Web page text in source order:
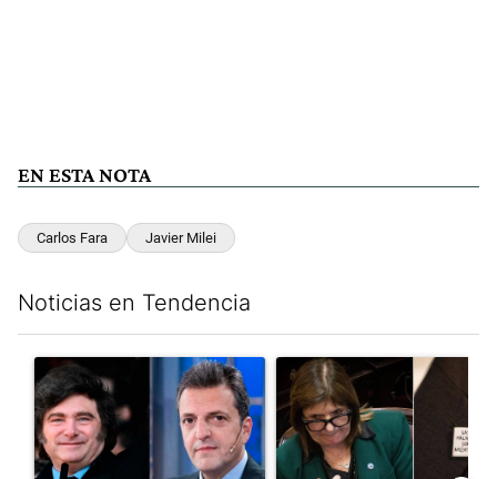
EN ESTA NOTA
Carlos Fara Javier Milei
Noticias en Tendencia
Un artículo de tendencia con el título "Los gobernadores
Un artículo de tendencia con